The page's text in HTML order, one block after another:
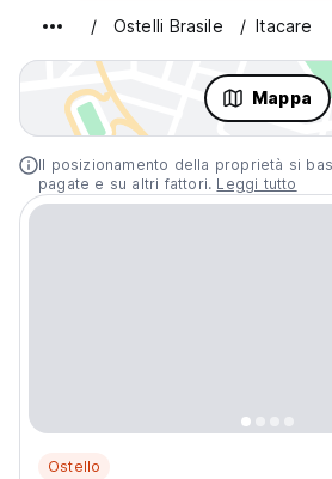
Ostelli Brasile Itacare
Mappa
Il posizionamento della proprietà si
pagate e su altri fattori. Leggi tutto
Ostello